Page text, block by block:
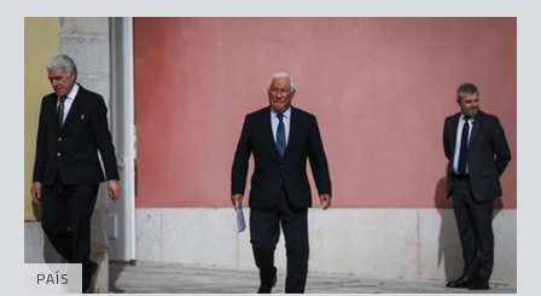
PAÍS